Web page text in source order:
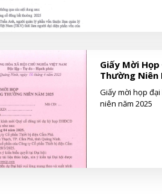
Giấy Mời
Thường Niên
Giấy mời họp
niên năm 2025